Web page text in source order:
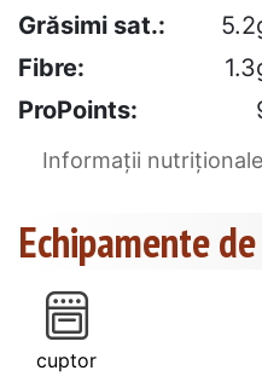
Grăsimi sat.:
Fibre:
ProPoints:
Informații
Echipamente
cuptor